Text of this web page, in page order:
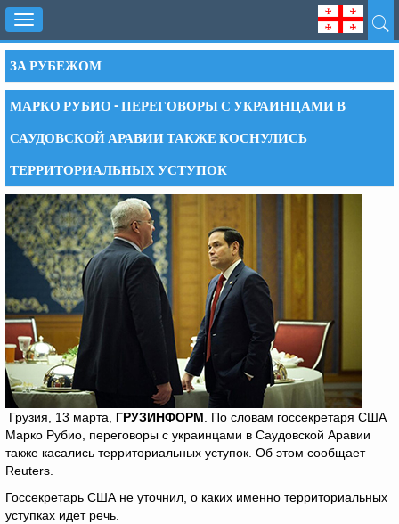
Toggle
navigation
ЗА РУБЕЖОМ
МАРКО РУБИО - ПЕРЕГОВОРЫ С УКРАИНЦАМИ В
САУДОВСКОЙ АРАВИИ ТАКЖЕ КОСНУЛИСЬ
ТЕРРИТОРИАЛЬНЫХ УСТУПОК
Грузия, 13 марта, ГРУЗИНФОРМ . По словам госсекретаря США
Марко Рубио, переговоры с украинцами в Саудовской Аравии
также касались территориальных уступок. Об этом сообщает
Reuters.
Госсекретарь США не уточнил, о каких именно территориальных
уступках идет речь.